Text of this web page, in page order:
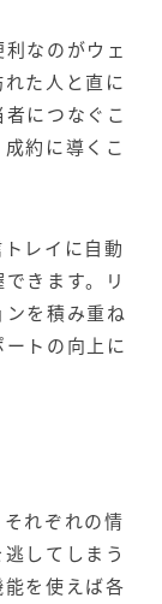
なのがウェ
た人と直に
につなぐこ
約に導くこ
レイに自動
きます。リ
を積み重ね
トの向上に
れぞれの情
してしまう
を使えば各